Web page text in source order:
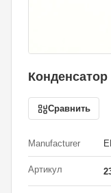
Конденсатор
Сравнить
Manufacturer
Артикул